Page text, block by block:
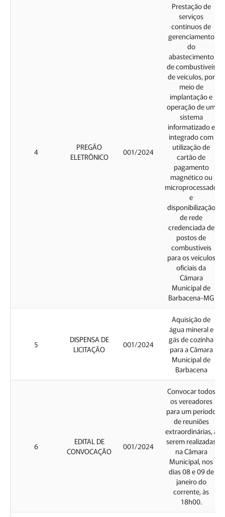
4
PREGÃO
ELETRÔNICO
001/2024
Prestação de
serviços
contínuos de
gerenciamento
do
abastecimento
de combustíveis
de veículos, por
meio de
implantação e
operação de um
sistema
informatizado e
integrado com
utilização de
cartão de
pagamento
magnético ou
microprocessado
e
disponibilização
de rede
credenciada de
postos de
combustíveis
para os veículos
oficiais da
Câmara
Municipal de
Barbacena-MG
5
DISPENSA DE
LICITAÇÃO
001/2024
Aquisição de
água mineral e
gás de cozinha
para a Câmara
Municipal de
Barbacena
6
EDITAL DE
CONVOCAÇÃO
001/2024
Convocar todos
os vereadores
para um período
de reuniões
extraordinárias, a
serem realizadas
na Câmara
Municipal, nos
dias 08 e 09 de
janeiro do
corrente, às
18h00.